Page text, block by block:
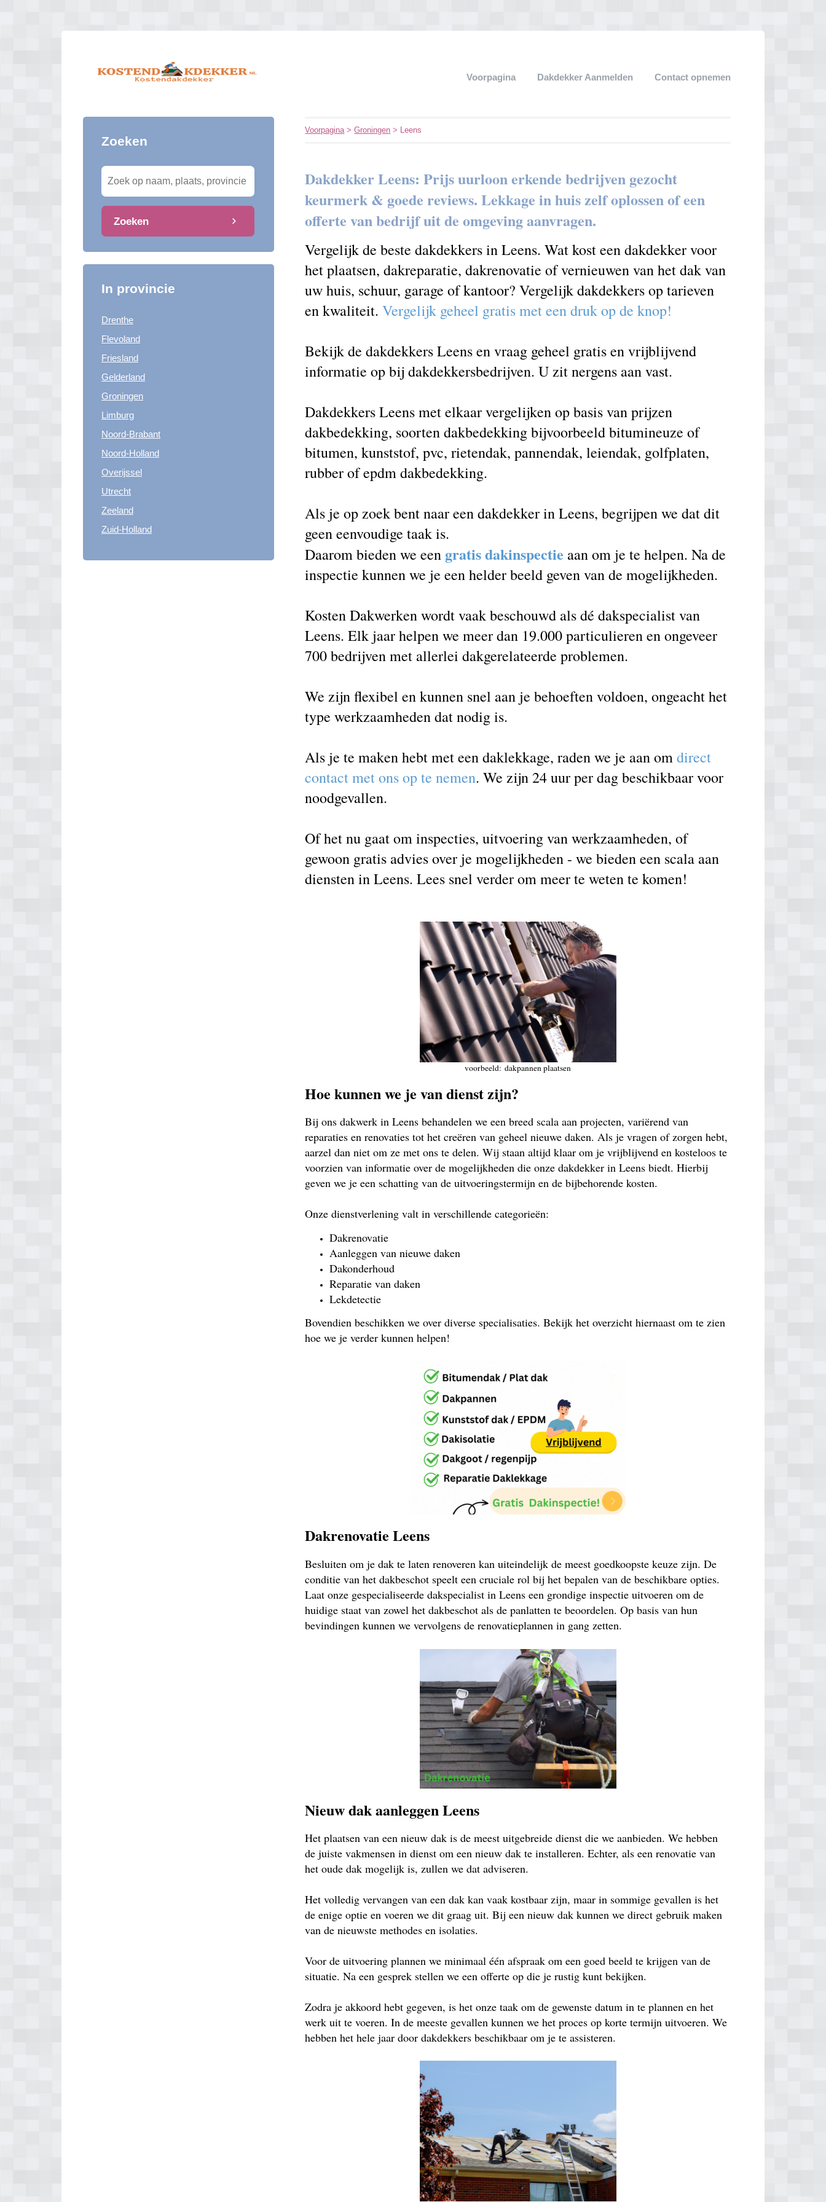
Voorpagina Dakdekker Aanmelden Contact opnemen
Zoeken
Zoeken
In provincie
Drenthe
Flevoland
Friesland
Gelderland
Groningen
Limburg
Noord-Brabant
Noord-Holland
Overijssel
Utrecht
Zeeland
Zuid-Holland
Voorpagina>Groningen > Leens
Dakdekker Leens: Prijs uurloon erkende bedrijven gezocht
keurmerk & goede reviews. Lekkage in huis zelf oplossen of een
offerte van bedrijf uit de omgeving aanvragen.
Vergelijk de beste dakdekkers in Leens. Wat kost een dakdekker voor
het plaatsen, dakreparatie, dakrenovatie of vernieuwen van het dak van
uw huis, schuur, garage of kantoor? Vergelijk dakdekkers op tarieven
en kwaliteit.Vergelijk geheel gratis met een druk op de knop!
Bekijk de dakdekkers Leens en vraag geheel gratis en vrijblijvend
informatie op bij dakdekkersbedrijven. U zit nergens aan vast.
Dakdekkers Leens met elkaar vergelijken op basis van prijzen
dakbedekking, soorten dakbedekking bijvoorbeeld bitumineuze of
bitumen, kunststof, pvc, rietendak, pannendak, leiendak, golfplaten,
rubber of epdm dakbedekking.
Als je op zoek bent naar een dakdekker in Leens, begrijpen we dat dit
geen eenvoudige taak is.
Daarom bieden we een gratis dakinspectie aan om je te helpen. Na de
inspectie kunnen we je een helder beeld geven van de mogelijkheden.
Kosten Dakwerken wordt vaak beschouwd als dé dakspecialist van
Leens. Elk jaar helpen we meer dan 19.000 particulieren en ongeveer
700 bedrijven met allerlei dakgerelateerde problemen.
We zijn flexibel en kunnen snel aan je behoeften voldoen, ongeacht het
type werkzaamheden dat nodig is.
Als je te maken hebt met een daklekkage, raden we je aan omdirect
contact met ons op te nemen. We zijn 24 uur per dag beschikbaar voor
noodgevallen.
Of het nu gaat om inspecties, uitvoering van werkzaamheden, of
gewoon gratis advies over je mogelijkheden - we bieden een scala aan
diensten in Leens. Lees snel verder om meer te weten te komen!
voorbeeld: dakpannen plaatsen
Hoe kunnen we je van dienst zijn?
Bij ons dakwerk in Leens behandelen we een breed scala aan projecten, variërend van
reparaties en renovaties tot het creëren van geheel nieuwe daken. Als je vragen of zorgen hebt,
aarzel dan niet om ze met ons te delen. Wij staan altijd klaar om je vrijblijvend en kosteloos te
voorzien van informatie over de mogelijkheden die onze dakdekker in Leens biedt. Hierbij
geven we je een schatting van de uitvoeringstermijn en de bijbehorende kosten.
Onze dienstverlening valt in verschillende categorieën:
Dakrenovatie
Aanleggen van nieuwe daken
Dakonderhoud
Reparatie van daken
Lekdetectie
Bovendien beschikken we over diverse specialisaties. Bekijk het overzicht hiernaast om te zien
hoe we je verder kunnen helpen!
Dakrenovatie Leens
Besluiten om je dak te laten renoveren kan uiteindelijk de meest goedkoopste keuze zijn. De
conditie van het dakbeschot speelt een cruciale rol bij het bepalen van de beschikbare opties.
Laat onze gespecialiseerde dakspecialist in Leens een grondige inspectie uitvoeren om de
huidige staat van zowel het dakbeschot als de panlatten te beoordelen. Op basis van hun
bevindingen kunnen we vervolgens de renovatieplannen in gang zetten.
Nieuw dak aanleggen Leens
Het plaatsen van een nieuw dak is de meest uitgebreide dienst die we aanbieden. We hebben
de juiste vakmensen in dienst om een nieuw dak te installeren. Echter, als een renovatie van
het oude dak mogelijk is, zullen we dat adviseren.
Het volledig vervangen van een dak kan vaak kostbaar zijn, maar in sommige gevallen is het
de enige optie en voeren we dit graag uit. Bij een nieuw dak kunnen we direct gebruik maken
van de nieuwste methodes en isolaties.
Voor de uitvoering plannen we minimaal één afspraak om een goed beeld te krijgen van de
situatie. Na een gesprek stellen we een offerte op die je rustig kunt bekijken.
Zodra je akkoord hebt gegeven, is het onze taak om de gewenste datum in te plannen en het
werk uit te voeren. In de meeste gevallen kunnen we het proces op korte termijn uitvoeren. We
hebben het hele jaar door dakdekkers beschikbaar om je te assisteren.